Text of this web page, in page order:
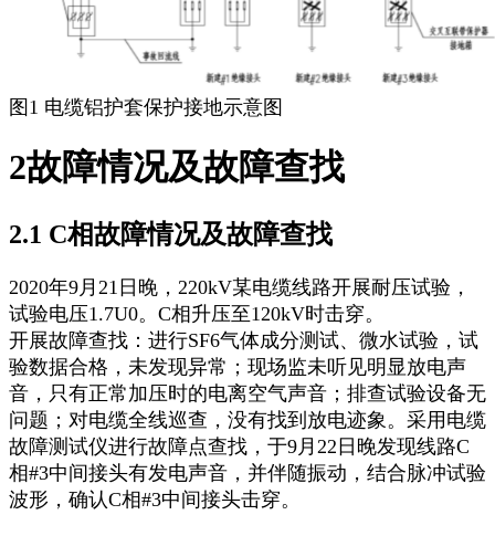
图1 电缆铝护套保护接地示意图
2故障情况及故障查找
2.1 C相故障情况及故障查找
2020年9月21日晚，220kV某电缆线路开展耐压试验，
试验电压1.7U0。C相升压至120kV时击穿。
开展故障查找：进行SF6气体成分测试、微水试验 ，试
验数据合格，未发现异常；现场监未听见明显放电声
音，只有正常加压时的电离空气声音；排查试验设备无
问题；对电缆全线巡查，没有找到放电迹象。采用电缆
故障测试仪进行故障点查找，于9月22日晚发现线路C
相#3中间接头有发电声音，并伴随振动，结合脉冲试验
波形，确认C相#3中间接头击穿。